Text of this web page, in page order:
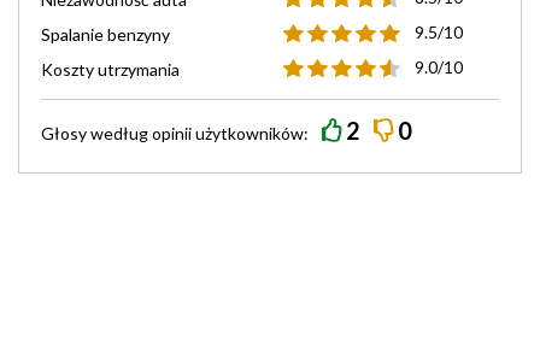
Spalanie benzyny
9.5/10
Koszty utrzymania
9.0/10
Głosy wedługopiniiużytkowników: 2 0